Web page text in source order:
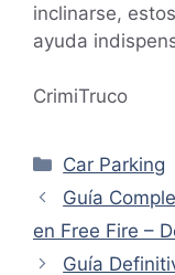
inclinarse,
ayuda
CrimiTruco
Categorías
Car Parking
Guía
en Free Fire –
Guía